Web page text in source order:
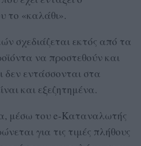
το «καλάθι».
σχεδιάζεται εκτός από τα
να προστεθούν και
δεν εντάσσονται στα
και εξεζητημένα.
μέσω του e-Καταναλωτής
για τις τιμές πλήθους